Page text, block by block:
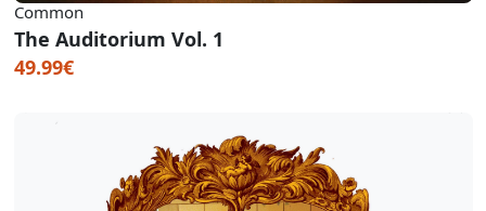
Common
The Auditorium Vol. 1
49.99€